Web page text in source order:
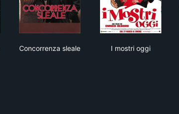
Concorrenza sleale
I mostri oggi